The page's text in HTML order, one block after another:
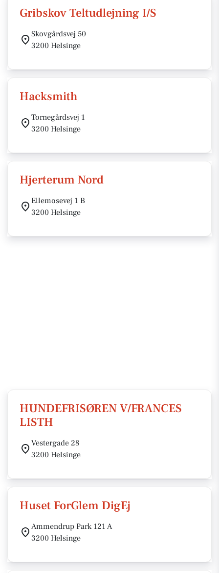
Gribskov Teltudlejning I/S
Skovgårdsvej 50
3200 Helsinge
Hacksmith
Tornegårdsvej 1
3200 Helsinge
Hjerterum Nord
Ellemosevej 1 B
3200 Helsinge
HUNDEFRISØREN V/FRANCES
LISTH
Vestergade 28
3200 Helsinge
Huset ForGlem DigEj
Ammendrup Park 121 A
3200 Helsinge